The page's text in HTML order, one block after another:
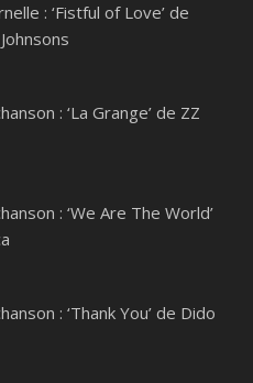
: ‘Fistful of Love’ de
: ‘La Grange’ de ZZ
: ‘We Are The World’
: ‘Thank You’ de Dido